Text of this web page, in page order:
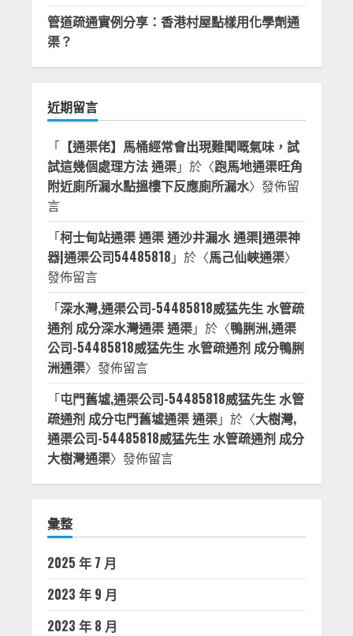
管道疏通實例分享：香港村屋點樣用化學劑通
渠？
近期留言
「 【通渠佬】馬桶經常會出現難聞嘅氣味，試
試這幾個處理方法 通渠」於〈跑馬地通渠旺角
附近廁所漏水點搵樓下反應廁所漏水〉發佈留
言
「柯士甸站通渠 通渠 通沙井漏水 通渠|通渠神
器|通渠公司54485818 」於〈馬己仙峽通渠〉
發佈留言
「深水灣,通渠公司-54485818威猛先生 水管疏
通剂 成分深水灣通渠 通渠」於〈鴨脷洲,通渠
公司-54485818威猛先生 水管疏通剂 成分鴨脷
洲通渠〉發佈留言
「屯門舊墟,通渠公司-54485818威猛先生 水管
疏通剂 成分屯門舊墟通渠 通渠」於〈大樹灣,
通渠公司-54485818威猛先生 水管疏通剂 成分
大樹灣通渠〉發佈留言
彙整
2025 年 7 月
2023 年 9 月
2023 年 8 月